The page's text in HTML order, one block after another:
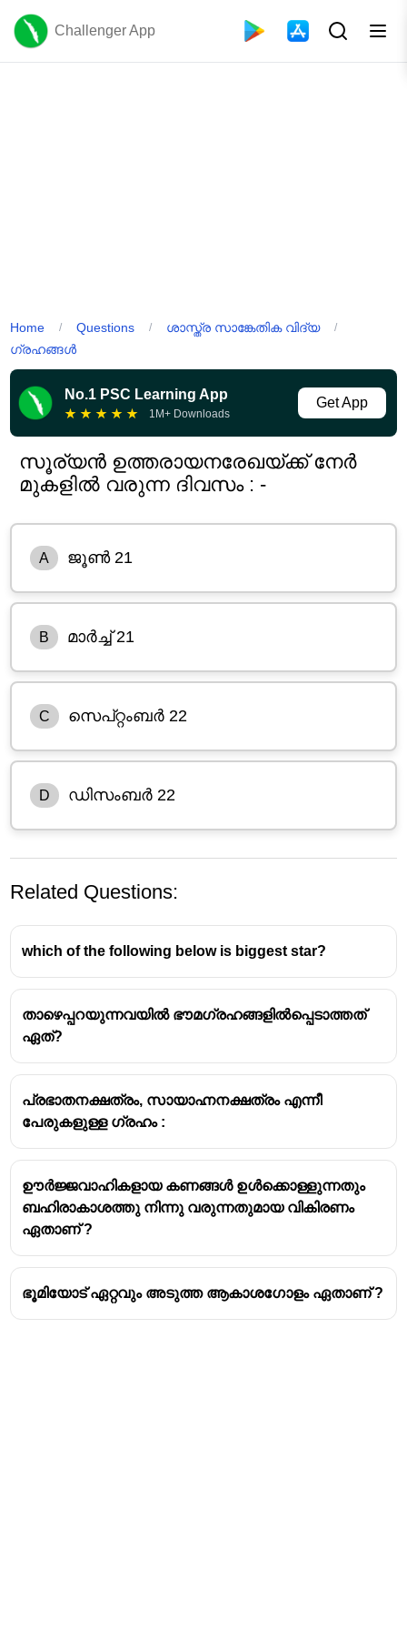
Challenger App
Home / Questions / ശാസ്ത്ര സാങ്കേതിക വിദ്യ /
ഗ്രഹങ്ങൾ
No.1 PSC Learning App
★ ★ ★ ★ ★ 1M+ Downloads
Get App
സൂര്യൻ ഉത്തരായനരേഖയ്ക്ക് നേർ
മുകളിൽ വരുന്ന ദിവസം : -
A ജൂൺ 21
B മാർച്ച് 21
C സെപ്റ്റംബർ 22
D ഡിസംബർ 22
Related Questions:
which of the following below is biggest star?
താഴെപ്പറയുന്നവയിൽ ഭൗമഗ്രഹങ്ങളിൽപ്പെടാത്തത്
ഏത്?
പ്രഭാതനക്ഷത്രം, സായാഹ്നനക്ഷത്രം എന്നീ
പേരുകളുള്ള ഗ്രഹം :
ഊർജ്ജവാഹികളായ കണങ്ങൾ ഉൾക്കൊള്ളുന്നതും
ബഹിരാകാശത്തു നിന്നു വരുന്നതുമായ വികിരണം
ഏതാണ് ?
ഭൂമിയോട് ഏറ്റവും അടുത്ത ആകാശഗോളം ഏതാണ് ?